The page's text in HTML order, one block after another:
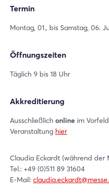
Termin
Montag, 01., bis Samstag, 06.
Öffnungszeiten
Täglich 9 bis 18 Uhr
Akkreditierung
Ausschließlich online im
Veranstaltung hier
Claudia Eckardt (während der
Tel.: +49 (0)511 89 31604
E-Mail: